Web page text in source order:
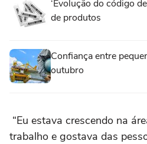
‘Evolução do código
de produtos
Confiança entre
outubro
“Eu estava crescendo na
trabalho e gostava das